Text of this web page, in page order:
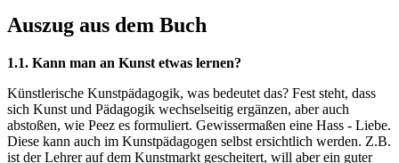
Auszug aus dem Buch
1.1. Kann man an Kunst etwas lernen?
Künstlerische Kunstpädagogik, was bedeutet das? Fest steht, dass
sich Kunst und Pädagogik wechselseitig ergänzen, aber auch
abstoßen, wie Peez es formuliert. Gewissermaßen eine Hass - Liebe.
Diese kann auch im Kunstpädagogen selbst ersichtlich werden. Z.B.
ist der Lehrer auf dem Kunstmarkt gescheitert, will aber ein guter